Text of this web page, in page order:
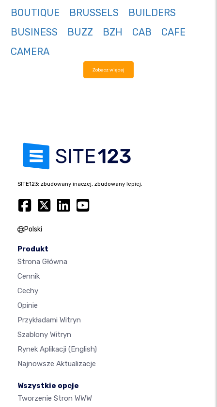
BOUTIQUE
BRUSSELS
BUILDERS
BUSINESS
BUZZ BZH CAB
CAFE
CAMERA
Zobacz więcej
SITE123: zbudowany inaczej, zbudowany lepiej.
Polski
Produkt
Strona Główna
Cennik
Cechy
Opinie
Przykładami Witryn
Szablony Witryn
Rynek Aplikacji (English)
Najnowsze Aktualizacje
Wszystkie opcje
Tworzenie Stron WWW